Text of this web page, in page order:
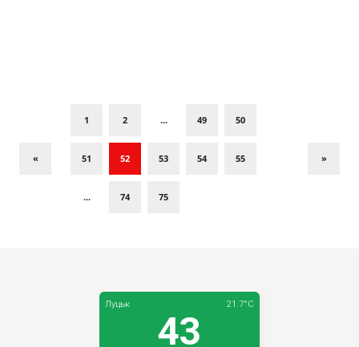
«
1 2 ... 49 50
51 52 53 54 55
... 74 75
»